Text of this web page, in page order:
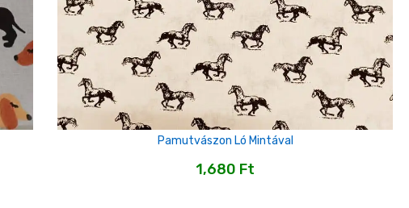
Pamutvászon Ló Mintával
1,680 Ft